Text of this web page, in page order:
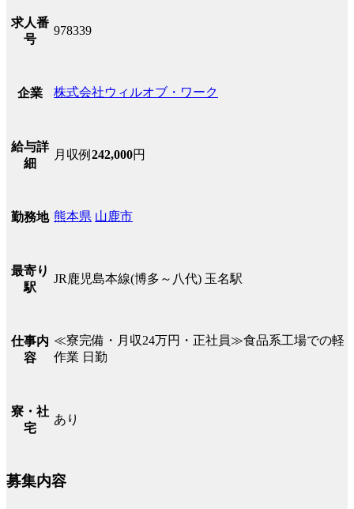
求人番
号
978339
企業 株式会社ウィルオブ・ワーク
給与詳
細
月収例 242,000円
勤務地 熊本県 山鹿市
最寄り
駅
JR鹿児島本線(博多～八代) 玉名駅
仕事内
容
≪寮完備・月収24万円・正社員≫食品系工場での軽
作業 日勤
寮・社
宅
あり
募集内容